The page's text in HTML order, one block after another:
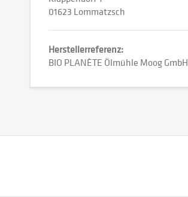
01623 Lommatzsch
Herstellerreferenz:
BIO PLANÈTE Ölmühle Moog GmbH